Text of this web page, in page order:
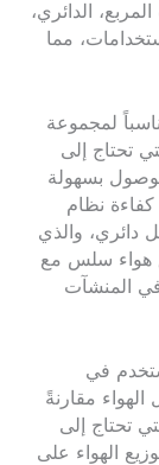
الدائري،
مما
لمجموعة
تحتاج إلى
بسهولة
نظام
دائري، والذي
هواء سلس مع
في المنشآت
في
مقارنةً
تحتاج إلى
الهواء على